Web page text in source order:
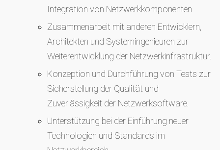
Integration von Netzwerkkomponenten.
Zusammenarbeit mit anderen Entwicklern,
Architekten und Systemingenieuren zur
Weiterentwicklung der Netzwerkinfrastruktur.
Konzeption und Durchführung von Tests zur
Sicherstellung der Qualität und
Zuverlässigkeit der Netzwerksoftware.
Unterstützung bei der Einführung neuer
Technologien und Standards im